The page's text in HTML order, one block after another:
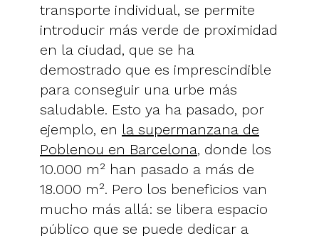
transporte individual, se permite
introducir más verde de proximidad
en la ciudad, que se ha
demostrado que es imprescindible
para conseguir una urbe más
saludable. Esto ya ha pasado, por
ejemplo, en la supermanzana de
Poblenou en Barcelona, donde los
10.000 m² han pasado a más de
18.000 m². Pero los beneficios van
mucho más allá: se libera espacio
público que se puede dedicar a